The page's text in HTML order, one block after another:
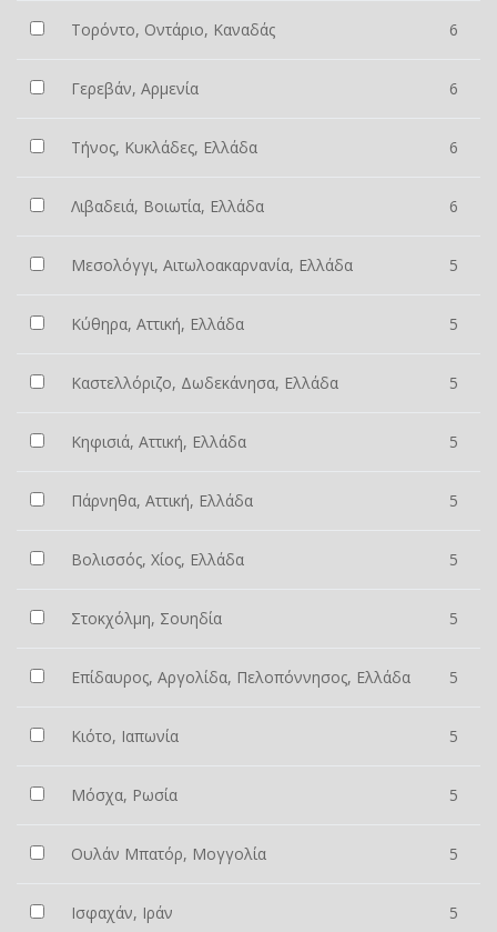
Τορόντο, Οντάριο, Καναδάς 6
Γερεβάν, Αρμενία 6
Τήνος, Κυκλάδες, Ελλάδα 6
Λιβαδειά, Βοιωτία, Ελλάδα 6
Μεσολόγγι, Αιτωλοακαρνανία, Ελλάδα 5
Κύθηρα, Αττική, Ελλάδα 5
Καστελλόριζο, Δωδεκάνησα, Ελλάδα 5
Κηφισιά, Αττική, Ελλάδα 5
Πάρνηθα, Αττική, Ελλάδα 5
Βολισσός, Χίος, Ελλάδα 5
Στοκχόλμη, Σουηδία 5
Επίδαυρος, Αργολίδα, Πελοπόννησος, Ελλάδα 5
Κιότο, Ιαπωνία 5
Μόσχα, Ρωσία 5
Ουλάν Μπατόρ, Μογγολία 5
Ισφαχάν, Ιράν 5